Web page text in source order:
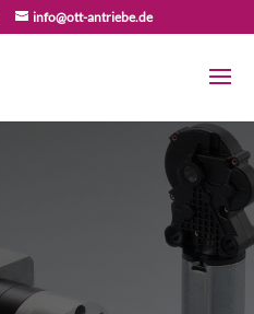
info@ott-antriebe.de